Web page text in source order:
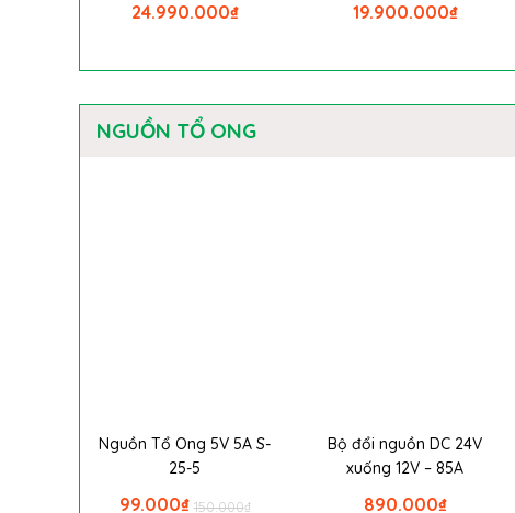
₫
24.990.000 ₫
19.900.000
NGUỒN TỔ ONG
Nguồn Tổ Ong 5V 5A S-
25-5
₫
150.000
₫
99.000
Bộ đổi nguồn DC 24V
xuống 12V – 85A
₫
890.000